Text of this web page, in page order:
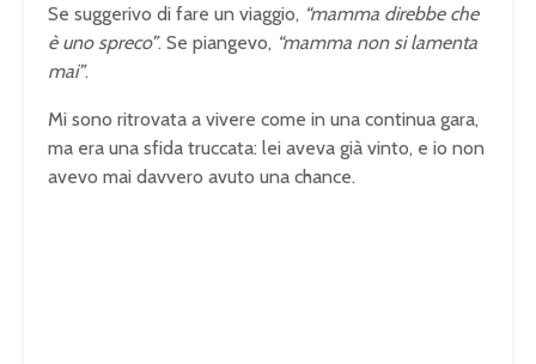
Se suggerivo di fare un viaggio, “mamma direbbe che
è uno spreco”. Se piangevo, “mamma non si lamenta
mai”.
Mi sono ritrovata a vivere come in una continua gara,
ma era una sfida truccata: lei aveva già vinto, e io non
avevo mai davvero avuto una chance.